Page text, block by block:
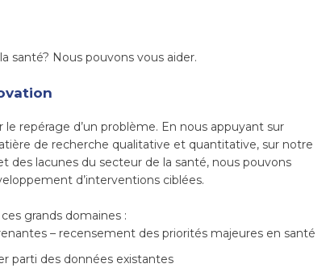
santé? Nous pouvons vous aider.
repérage d’un problème. En nous appuyant sur
de recherche qualitative et quantitative, sur notre
des lacunes du secteur de la santé, nous pouvons
d’interventions ciblées.
grands domaines :
– recensement des priorités majeures en santé
parti des données existantes